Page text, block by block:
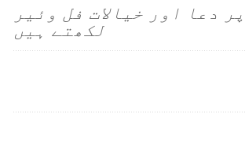
دعا اور خیالات فل وئیر
لکھتے ہیں